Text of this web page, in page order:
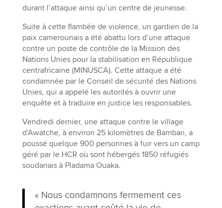
durant l’attaque ainsi qu’un centre de jeunesse.
Suite à cette flambée de violence, un gardien de la
paix camerounais a été abattu lors d’une attaque
contre un poste de contrôle de la Mission des
Nations Unies pour la stabilisation en République
centrafricaine (MINUSCA). Cette attaque a été
condamnée par le Conseil de sécurité des Nations
Unies, qui a appelé les autorités à ouvrir une
enquête et à traduire en justice les responsables.
Vendredi dernier, une attaque contre le village
d’Awatche, à environ 25 kilomètres de Bambari, a
poussé quelque 900 personnes à fuir vers un camp
géré par le HCR où sont hébergés 1850 réfugiés
soudanais à Pladama Ouaka.
« Nous condamnons fermement ces